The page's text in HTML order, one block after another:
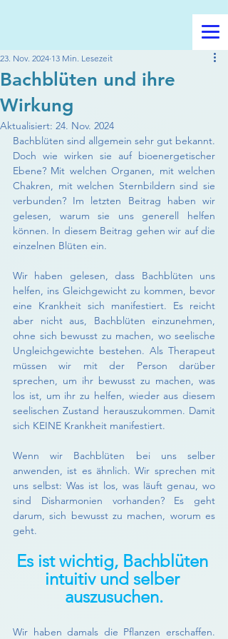
Bachblüten und ihre
Wirkung
23. Nov. 2024 13 Min. Lesezeit
Aktualisiert: 24. Nov. 2024
Bachblüten sind allgemein sehr gut bekannt.
Doch wie wirken sie auf bioenergetischer
Ebene? Mit welchen Organen, mit welchen
Chakren, mit welchen Sternbildern sind sie
verbunden? Im letzten Beitrag haben wir
gelesen, warum sie uns generell helfen
können. In diesem Beitrag gehen wir auf die
einzelnen Blüten ein.
Wir haben gelesen, dass Bachblüten uns
helfen, ins Gleichgewicht zu kommen, bevor
eine Krankheit sich manifestiert. Es reicht
aber nicht aus, Bachblüten einzunehmen,
ohne sich bewusst zu machen, wo seelische
Ungleichgewichte bestehen. Als Therapeut
müssen wir mit der Person darüber
sprechen, um ihr bewusst zu machen, was
los ist, um ihr zu helfen, wieder aus diesem
seelischen Zustand herauszukommen. Damit
sich KEINE Krankheit manifestiert.
Wenn wir Bachblüten bei uns selber
anwenden, ist es ähnlich. Wir sprechen mit
uns selbst: Was ist los, was läuft genau, wo
sind Disharmonien vorhanden? Es geht
darum, sich bewusst zu machen, worum es
geht.
Es ist wichtig, Bachblüten
intuitiv und selber
auszusuchen.
Wir haben damals die Pflanzen erschaffen.